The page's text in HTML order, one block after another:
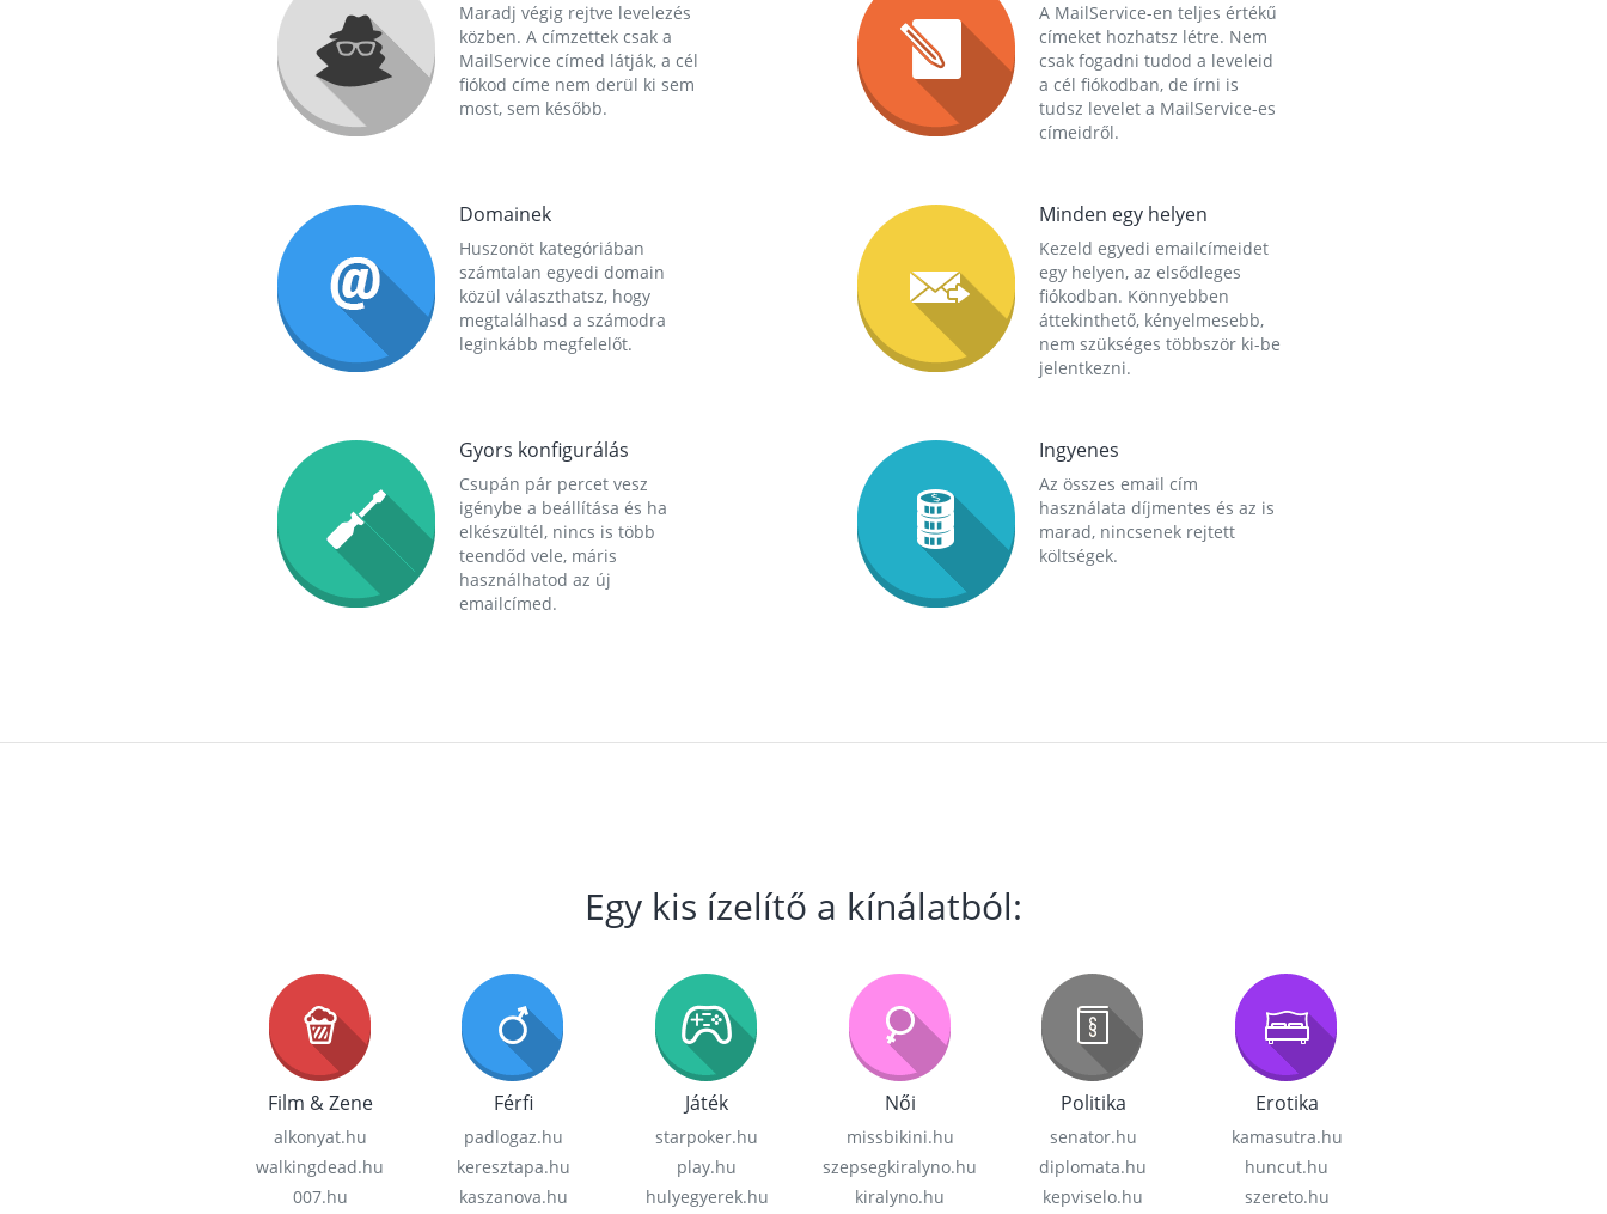
Maradj végig rejtve levelezés
közben. A címzettek csak a
MailService címed látják, a cél
fiókod címe nem derül ki sem
most, sem később.
A MailService-en teljes értékű
címeket hozhatsz létre. Nem
csak fogadni tudod a leveleid
a cél fiókodban, de írni is
tudsz levelet a MailService-es
címeidről.
Domainek
Huszonöt kategóriában
számtalan egyedi domain
közül választhatsz, hogy
megtalálhasd a számodra
leginkább megfelelőt.
Minden egy helyen
Kezeld egyedi emailcímeidet
egy helyen, az elsődleges
fiókodban. Könnyebben
áttekinthető, kényelmesebb,
nem szükséges többször ki-be
jelentkezni.
Gyors konfigurálás
Csupán pár percet vesz
igénybe a beállítása és ha
elkészültél, nincs is több
teendőd vele, máris
használhatod az új
emailcímed.
Ingyenes
Az összes email cím
használata díjmentes és az is
marad, nincsenek rejtett
költségek.
Egy kis ízelítő a kínálatból:
Film & Zene
alkonyat.hu
walkingdead.hu
007.hu
Férfi
padlogaz.hu
keresztapa.hu
kaszanova.hu
Játék
starpoker.hu
play.hu
hulyegyerek.hu
Női
missbikini.hu
szepsegkiralyno.hu
kiralyno.hu
Politika
senator.hu
diplomata.hu
kepviselo.hu
Erotika
kamasutra.hu
huncut.hu
szereto.hu